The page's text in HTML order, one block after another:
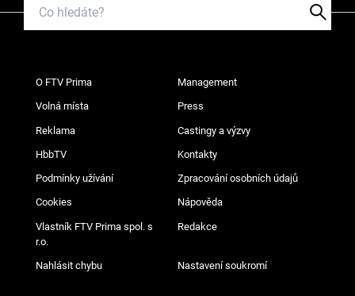
O FTV Prima Management
Volná místa Press
Reklama Castingy a výzvy
HbbTV Kontakty
Podmínky užívání Zpracování osobních údajů
Cookies Nápověda
Vlastník FTV Prima spol. s
r.o.
Redakce
Nahlásit chybu Nastavení soukromí